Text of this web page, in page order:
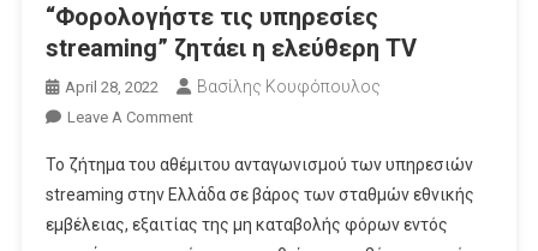
“Φορολογήστε τις υπηρεσίες
streaming” ζητάει η ελεύθερη TV
April 28, 2022 Βασίλης Κουφόπουλος
Leave A CommentOn
Τις
Υπηρεσίες
Streaming”
Το ζήτημα του αθέμιτου ανταγωνισμού των υπηρεσιών
streaming στην Ελλάδα σε βάρος των σταθμών εθνικής
εμβέλειας, εξαιτίας της μη καταβολής φόρων εντός